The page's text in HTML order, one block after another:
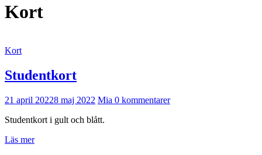
Kort
Kort
Studentkort
21 april 20228 maj 2022 Mia 0 kommentarer
Studentkort i gult och blått.
Läs mer